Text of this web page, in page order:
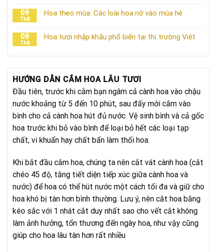
09
Th8
Hoa theo mùa: Các loài hoa nở vào mùa hè
09
Th8
Hoa tươi nhập khẩu phổ biến tại thị trường Việt
HƯỚNG DẪN CẮM HOA LÂU TƯƠI
Đầu tiên, trước khi cắm bạn ngâm cả cành hoa vào chậu
nước khoảng từ 5 đến 10 phút, sau đấy mới cắm vào
bình cho cả cành hoa hút đủ nước. Vệ sinh bình và cả gốc
hoa trước khi bỏ vào bình để loại bỏ hết các loại tạp
chất, vi khuẩn hay chất bẩn làm thối hoa.
Khi bắt đầu cắm hoa, chúng ta nên cắt vát cành hoa (cắt
chéo 45 độ, tăng tiết diện tiếp xúc giữa cành hoa và
nước) để hoa có thể hút nước một cách tối đa và giữ cho
hoa khó bị tàn hơn bình thường. Lưu ý, nên cắt hoa bằng
kéo sắc với 1 nhát cắt duy nhất sao cho vết cắt không
làm ảnh hưởng, tổn thương đến ngày hoa, như vậy cũng
giúp cho hoa lâu tàn hơn rất nhiều